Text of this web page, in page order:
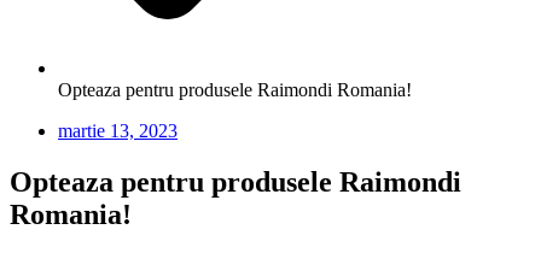
Opteaza pentru produsele Raimondi Romania!
martie 13, 2023
Opteaza pentru produsele Raimondi
Romania!